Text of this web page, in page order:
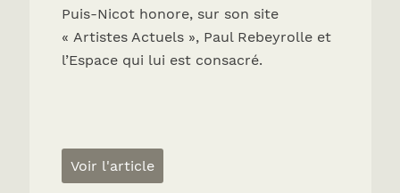
Puis-Nicot honore, sur son site
« Artistes Actuels », Paul Rebeyrolle et
l’Espace qui lui est consacré.
Voir l'article